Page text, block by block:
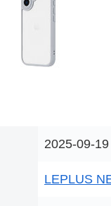
2025-09-
LEPLUS